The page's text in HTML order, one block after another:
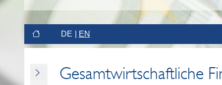
DE EN
Gesamtwirtschaftliche